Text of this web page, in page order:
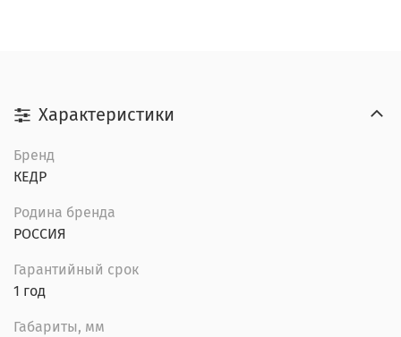
Характеристики
Бренд
КЕДР
Родина бренда
РОССИЯ
Гарантийный срок
1 год
Габариты, мм